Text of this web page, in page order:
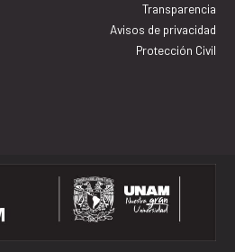
Transparencia
Avisos de privacidad
Protección Civil